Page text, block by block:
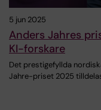
5 jun 2025
Anders Jahres
KI-forskare
Det prestigefyllda
Jahre-priset 2025